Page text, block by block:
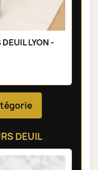
LYON -
DEUIL